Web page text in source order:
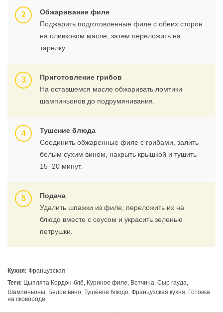
Обжаривание филе
Поджарить подготовленные филе с обеих сторон
на оливковом масле, затем переложить на
тарелку.
Приготовление грибов
На оставшемся масле обжаривать ломтики
шампиньонов до подрумянивания.
Тушение блюда
Соединить обжаренные филе с грибами, залить
белым сухим вином, накрыть крышкой и тушить
15–20 минут.
Подача
Удалить шпажки из филе, переложить их на
блюдо вместе с соусом и украсить зеленью
петрушки.
Кухня: Французская
Теги: Цыплята Кордон-блё, Куриное филе, Ветчина, Сыр гауда,
Шампиньоны, Белое вино, Тушёное блюдо, Французская кухня, Готовка
на сковороде